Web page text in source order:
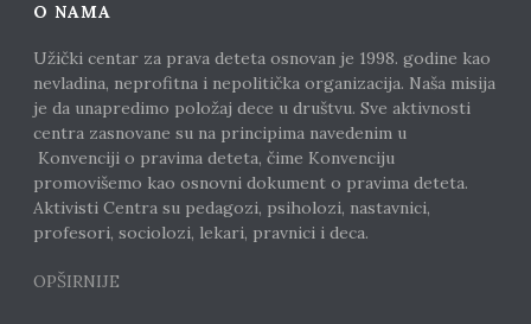
O NAMA
Užički centar za prava deteta osnovan je 1998. godine kao
nevladina, neprofitna i nepolitička organizacija. Naša misija
je da unapredimo položaj dece u društvu. Sve aktivnosti
centra zasnovane su na principima navedenim u
Konvenciji o pravima deteta, čime Konvenciju
promovišemo kao osnovni dokument o pravima deteta.
Aktivisti Centra su pedagozi, psiholozi, nastavnici,
profesori, sociolozi, lekari, pravnici i deca.
OPŠIRNIJE